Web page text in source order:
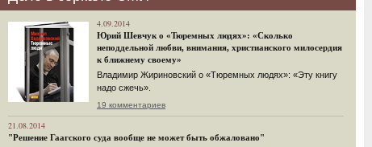
4.09.2014
Юрий Шевчук о «Тюремных людях»: «Сколько
неподдельной любви, внимания, христианского милосердия
к ближнему своему»
Владимир Жириновский о «Тюремных людях»: «Эту книгу
надо сжечь».
19 комментариев
21.08.2014
"Решение Гаагского суда вообще не может быть обжаловано"